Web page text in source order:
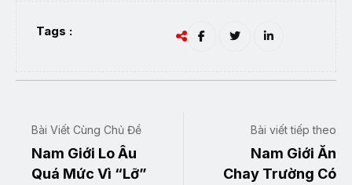
Tags :
Bài Viết Cùng Chủ Đề
Nam Giới Lo Âu
Quá Mức Vì “Lỡ”
Bài viết tiếp theo
Nam Giới Ăn
Chay Trường Có